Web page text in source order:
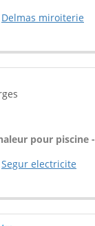
Delmas miroiterie
pour piscine -
Segur electricite